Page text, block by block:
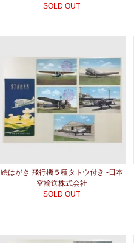
SOLD OUT
絵はがき 飛行機５種タトウ付き -日本
空輸送株式会社
SOLD OUT